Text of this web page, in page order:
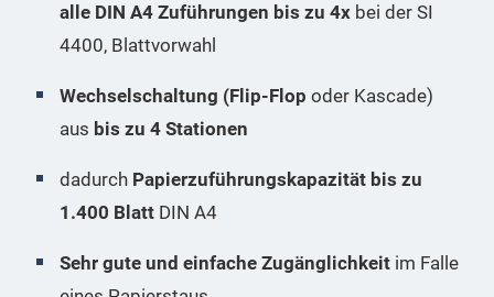
alle DIN A4 Zuführungen bis zu 4x bei der SI
4400, Blattvorwahl
Wechselschaltung (Flip-Flop oder Kascade)
aus bis zu 4 Stationen
dadurch Papierzuführungskapazität bis zu
1.400 Blatt DIN A4
Sehr gute und einfache Zugänglichkeit im Falle